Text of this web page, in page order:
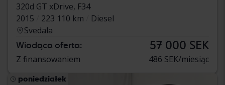
320d GT xDrive, F34
2015
223 110 km
Diesel
Svedala
Wiodąca oferta: 57 000 SEK
Z finansowaniem 486 SEK/miesiąc
poniedziałek